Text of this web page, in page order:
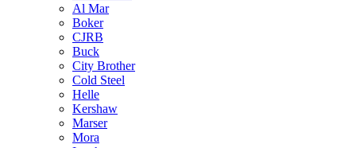
Al Mar
Boker
CJRB
Buck
City Brother
Cold Steel
Helle
Kershaw
Marser
Mora